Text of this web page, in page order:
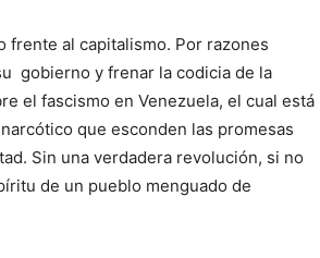
frente al capitalismo. Por razones
gobierno y frenar la codicia de la
el fascismo en Venezuela, el cual está
que esconden las promesas
Sin una verdadera revolución, si no
de un pueblo menguado de